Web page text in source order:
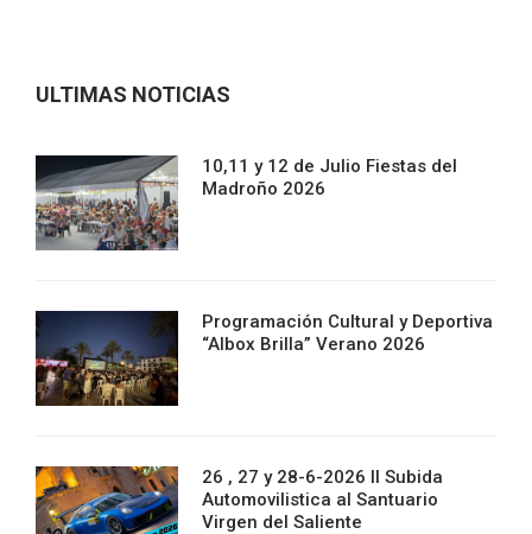
ULTIMAS NOTICIAS
10,11 y 12 de Julio Fiestas del
Madroño 2026
Programación Cultural y Deportiva
“Albox Brilla” Verano 2026
26 , 27 y 28-6-2026 II Subida
Automovilistica al Santuario
Virgen del Saliente